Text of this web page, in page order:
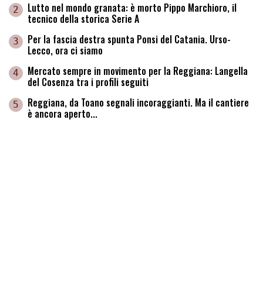
2 Lutto nel mondo granata: è morto Pippo Marchioro, il
tecnico della storica Serie A
3 Per la fascia destra spunta Ponsi del Catania. Urso-
Lecco, ora ci siamo
4 Mercato sempre in movimento per la Reggiana: Langella
del Cosenza tra i profili seguiti
5 Reggiana, da Toano segnali incoraggianti. Ma il cantiere
è ancora aperto...